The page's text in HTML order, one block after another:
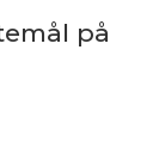
på